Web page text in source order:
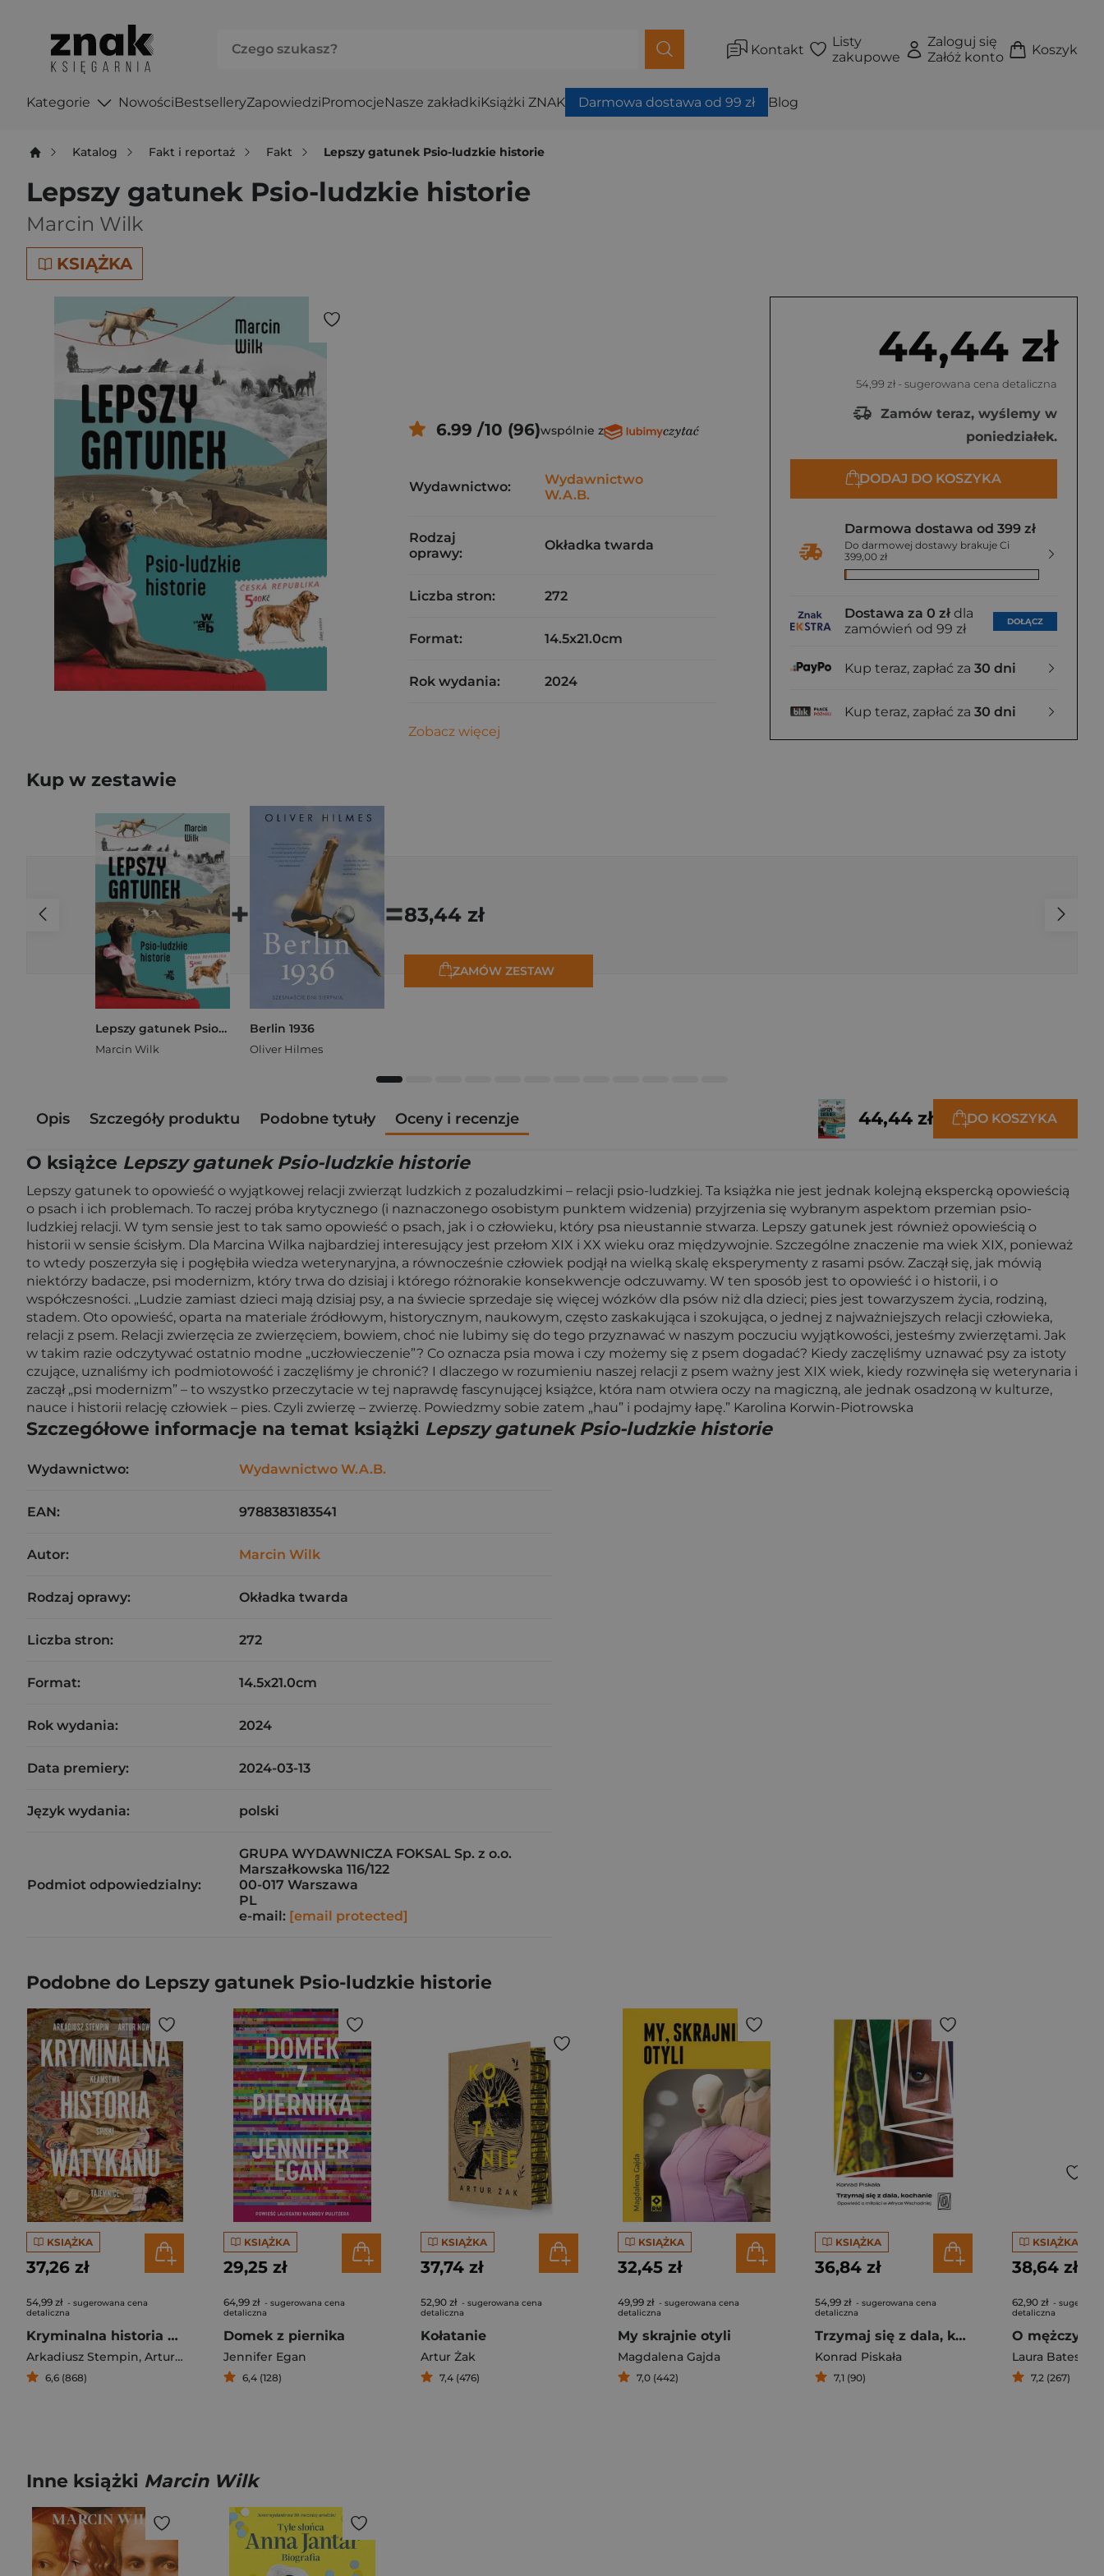
Kontakt
Listy
zakupowe
Zaloguj się
Załóż konto
Koszyk
Kategorie NowościBestselleryZapowiedziPromocjeNasze zakładkiKsiążki ZNAK Darmowa dostawa od 99 zł Blog
Katalog Fakt i reportaż Fakt Lepszy gatunek Psio-ludzkie historie
Lepszy gatunek Psio-ludzkie historie
Marcin Wilk
KSIĄŻKA
44,44 zł
54,99 zł - sugerowana cena detaliczna
Zamów teraz, wyślemy w
poniedziałek.
DODAJ DO KOSZYKA
Darmowa dostawa od 399 zł
Do darmowej dostawy brakuje Ci
399,00 zł
Dostawa za 0 zł dla
zamówień od 99 zł
DOŁĄCZ
Kup teraz, zapłać za 30 dni
Kup teraz, zapłać za 30 dni
6.99 /10 (96)wspólnie z
Wydawnictwo:
Wydawnictwo
W.A.B.
Rodzaj
oprawy:
Okładka twarda
Liczba stron: 272
Format: 14.5x21.0cm
Rok wydania: 2024
Zobacz więcej
Kup w zestawie
Lepszy gatunek Psio-ludzkie historie
Marcin Wilk
+
Berlin 1936
Oliver Hilmes
=83,44 zł
ZAMÓW ZESTAW
Opis Szczegóły produktu Podobne tytuły Oceny i recenzje 44,44 zł DO KOSZYKA
O książce Lepszy gatunek Psio-ludzkie historie
Lepszy gatunek to opowieść o wyjątkowej relacji zwierząt ludzkich z pozaludzkimi – relacji psio-ludzkiej. Ta książka nie jest jednak kolejną ekspercką opowieścią
o psach i ich problemach. To raczej próba krytycznego (i naznaczonego osobistym punktem widzenia) przyjrzenia się wybranym aspektom przemian psio-
ludzkiej relacji. W tym sensie jest to tak samo opowieść o psach, jak i o człowieku, który psa nieustannie stwarza. Lepszy gatunek jest również opowieścią o
historii w sensie ścisłym. Dla Marcina Wilka najbardziej interesujący jest przełom XIX i XX wieku oraz międzywojnie. Szczególne znaczenie ma wiek XIX, ponieważ
to wtedy poszerzyła się i pogłębiła wiedza weterynaryjna, a równocześnie człowiek podjął na wielką skalę eksperymenty z rasami psów. Zaczął się, jak mówią
niektórzy badacze, psi modernizm, który trwa do dzisiaj i którego różnorakie konsekwencje odczuwamy. W ten sposób jest to opowieść i o historii, i o
współczesności. „Ludzie zamiast dzieci mają dzisiaj psy, a na świecie sprzedaje się więcej wózków dla psów niż dla dzieci; pies jest towarzyszem życia, rodziną,
stadem. Oto opowieść, oparta na materiale źródłowym, historycznym, naukowym, często zaskakująca i szokująca, o jednej z najważniejszych relacji człowieka,
relacji z psem. Relacji zwierzęcia ze zwierzęciem, bowiem, choć nie lubimy się do tego przyznawać w naszym poczuciu wyjątkowości, jesteśmy zwierzętami. Jak
w takim razie odczytywać ostatnio modne „uczłowieczenie”? Co oznacza psia mowa i czy możemy się z psem dogadać? Kiedy zaczęliśmy uznawać psy za istoty
czujące, uznaliśmy ich podmiotowość i zaczęliśmy je chronić? I dlaczego w rozumieniu naszej relacji z psem ważny jest XIX wiek, kiedy rozwinęła się weterynaria i
zaczął „psi modernizm” – to wszystko przeczytacie w tej naprawdę fascynującej książce, która nam otwiera oczy na magiczną, ale jednak osadzoną w kulturze,
nauce i historii relację człowiek – pies. Czyli zwierzę – zwierzę. Powiedzmy sobie zatem „hau” i podajmy łapę.” Karolina Korwin-Piotrowska
Szczegółowe informacje na temat książki Lepszy gatunek Psio-ludzkie historie
Wydawnictwo: Wydawnictwo W.A.B.
EAN: 9788383183541
Autor: Marcin Wilk
Rodzaj oprawy: Okładka twarda
Liczba stron: 272
Format: 14.5x21.0cm
Rok wydania: 2024
Data premiery: 2024-03-13
Język wydania: polski
Podmiot odpowiedzialny:
GRUPA WYDAWNICZA FOKSAL Sp. z o.o.
Marszałkowska 116/122
00-017 Warszawa
PL
e-mail: [email protected]
Podobne do Lepszy gatunek Psio-ludzkie historie
KSIĄŻKA
37,26 zł
54,99 zł - sugerowana cena
detaliczna
Kryminalna historia Watykanu
Arkadiusz Stempin, Artur Nowak
6,6 (868)
KSIĄŻKA
29,25 zł
64,99 zł - sugerowana cena
detaliczna
Domek z piernika
Jennifer Egan
6,4 (128)
KSIĄŻKA
37,74 zł
52,90 zł - sugerowana cena
detaliczna
Kołatanie
Artur Żak
7,4 (476)
KSIĄŻKA
32,45 zł
49,99 zł - sugerowana cena
detaliczna
My skrajnie otyli
Magdalena Gajda
7,0 (442)
KSIĄŻKA
36,84 zł
54,99 zł - sugerowana cena
detaliczna
Trzymaj się z dala, kochanie. Opowieść o miłości w Afryce Wschodniej
Konrad Piskała
7,1 (90)
KSIĄŻKA
38,64 zł
62,90 zł -
detaliczna
Laura Bates
7,2 (267)
Inne książki Marcin Wilk